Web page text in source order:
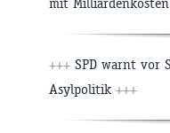
+++ SPD warnt vor
Asylpolitik +++